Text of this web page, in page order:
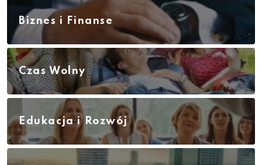
Biznes i Finanse
Czas Wolny
Edukacja i Rozwój